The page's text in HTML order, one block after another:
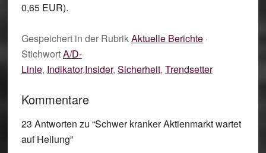
0,65 EUR).
Gespeichert in der RubrikAktuelle Berichte·
StichwortA/D-
Linie, Indikator,Insider, Sicherheit, Trendsetter
Kommentare
23 Antworten zu “Schwer kranker Aktienmarkt wartet
auf Heilung”